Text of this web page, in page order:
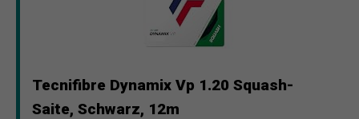
Tecnifibre Dynamix Vp 1.20 Squash-
Saite, Schwarz, 12m